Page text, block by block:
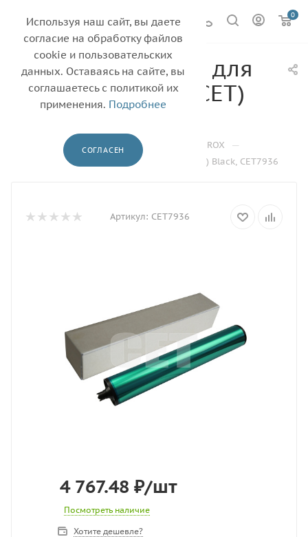
0
Барабан (Япония) для
XEROX DCC6550 (CET)
Black, CET7936
Каталог — Барабаны XEROX —
Барабан (Япония) для XEROX DCC6550 (CET) Black, CET7936
Артикул: CET7936
4 767.48 ₽/шт
Посмотреть наличие
Хотите дешевле?
Используя наш сайт, вы даете
согласие на обработку файлов
cookie и пользовательских
данных. Оставаясь на сайте, вы
соглашаетесь с политикой их
применения. Подробнее
СОГЛАСЕН